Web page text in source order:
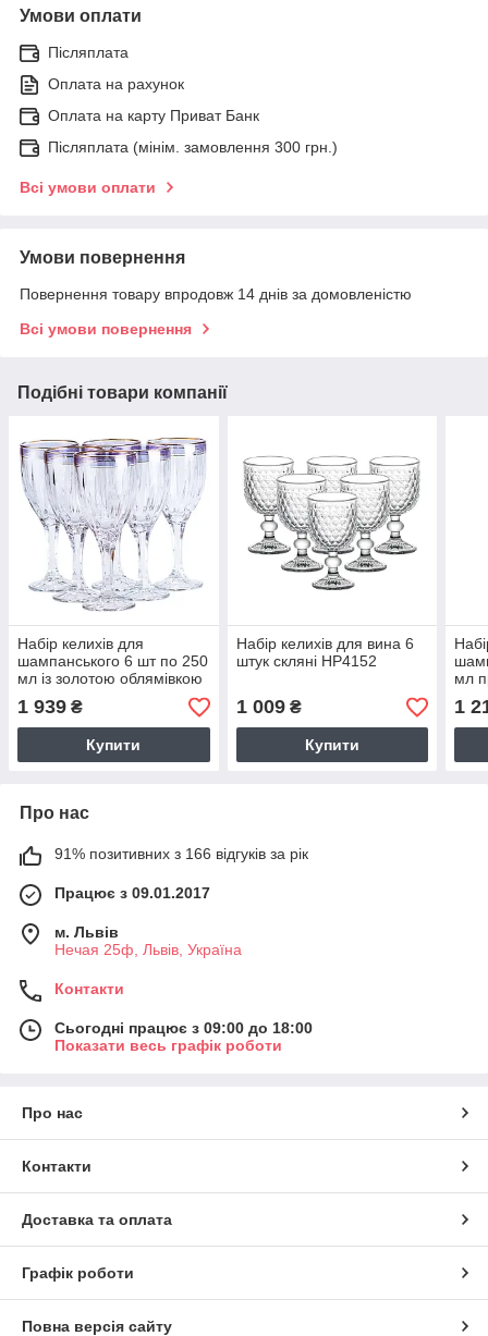
Умови оплати
Післяплата
Оплата на рахунок
Оплата на карту Приват Банк
Післяплата (мінім. замовлення 300 грн.)
Всі умови оплати
Умови повернення
Повернення товару впродовж 14 днів за домовленістю
Всі умови повернення
Подібні товари компанії
Набір келихів для
шампанського 6 шт по 250
мл із золотою облямівкою
HP549
1 939 ₴
Купити
Набір келихів для вина 6
штук скляні HP4152
1 009₴
Купити
мл
1
Про нас
91% позитивних з 166 відгуків за рік
Працює з 09.01.2017
м. Львів
Нечая 25ф, Львів, Україна
Контакти
Сьогодні працює з 09:00 до 18:00
Показати весь графік роботи
Про нас
Контакти
Доставка та оплата
Графік роботи
Повна версія сайту